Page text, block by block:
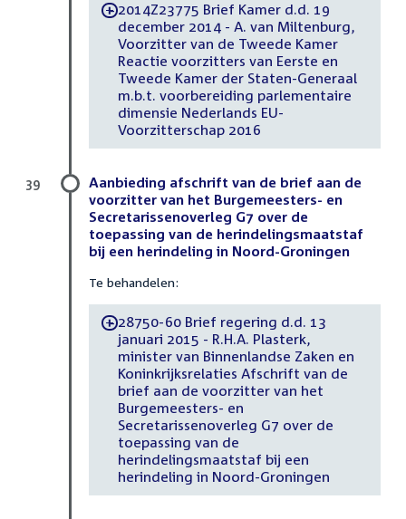
-2014Z23775 Brief Kamer d.d. 19
december 2014 - A. van Miltenburg,
Voorzitter van de Tweede Kamer
Reactie voorzitters van Eerste en
Tweede Kamer der Staten-Generaal
m.b.t. voorbereiding parlementaire
dimensie Nederlands EU-
Voorzitterschap 2016
Aanbieding afschrift van de brief aan de
voorzitter van het Burgemeesters- en
Secretarissenoverleg G7 over de
toepassing van de herindelingsmaatstaf
bij een herindeling in Noord-Groningen
Te behandelen:
-28750-60 Brief regering d.d. 13
januari 2015 - R.H.A. Plasterk,
minister van Binnenlandse Zaken en
Koninkrijksrelaties Afschrift van de
brief aan de voorzitter van het
Burgemeesters- en
Secretarissenoverleg G7 over de
toepassing van de
herindelingsmaatstaf bij een
herindeling in Noord-Groningen
39